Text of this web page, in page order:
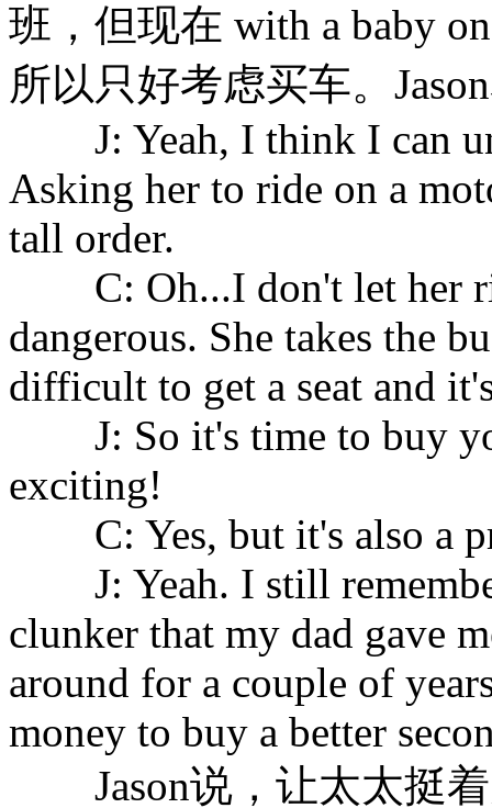
班，但现在 with a baby
所以只好考虑买车。
J: Yeah, I think I can
Asking her to ride on a
tall order.
C: Oh...I don't let her
dangerous. She takes the
difficult to get a seat and
J: So it's time to buy
exciting!
C: Yes, but it's also a
J: Yeah. I still
clunker that my dad gave
around for a couple of
money to buy a better
Jason说，让太太挺着